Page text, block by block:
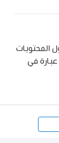
المحتويات
في